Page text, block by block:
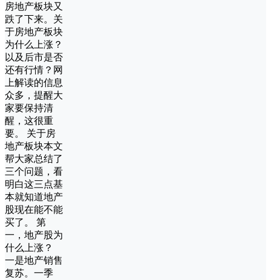
房地产板块又
跌了下来。关
于房地产板块
为什么上涨？
以及后市是否
还有行情？网
上解读的信息
众多，提醒大
家要保持清
醒，这很重
要。 关于房
地产板块本文
帮大家总结了
三个问题，看
明白这三点基
本就知道地产
股现在能不能
买了。 第
一，地产股为
什么上涨？
一是地产销售
复苏。一季